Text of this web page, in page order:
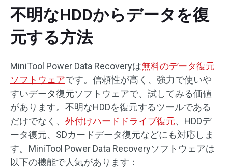
不明なHDDからデータを復
元する方法
MiniTool Power Data Recoveryは無料のデータ復元
ソフトウェアです。信頼性が高く、強力で使いや
すいデータ復元ソフトウェアで、試してみる価値
があります。不明なHDDを復元するツールである
だけでなく、 外付けハードドライブ復元、HDDデ
ータ復元、SDカードデータ復元などにも対応しま
す。MiniTool Power Data Recoveryソフトウェアは
以下の機能で人気があります：